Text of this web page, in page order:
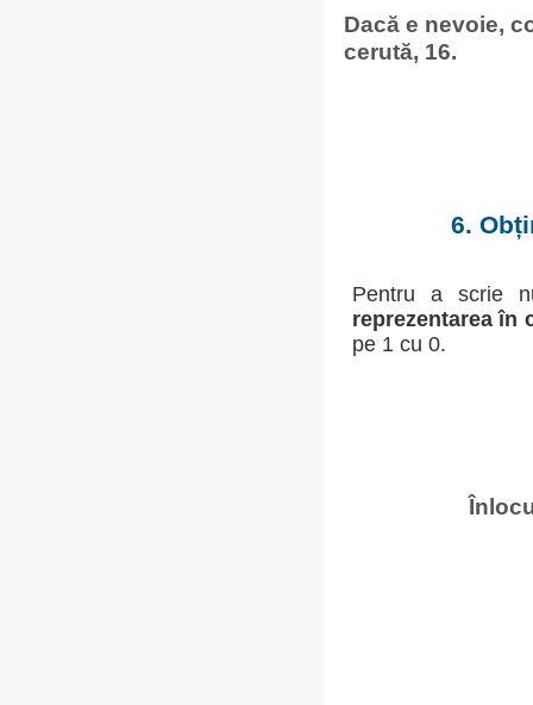
Dacă e nevoie,
cerută, 16.
6.
Pentru a scrie
reprezentarea în
pe 1 cu 0.